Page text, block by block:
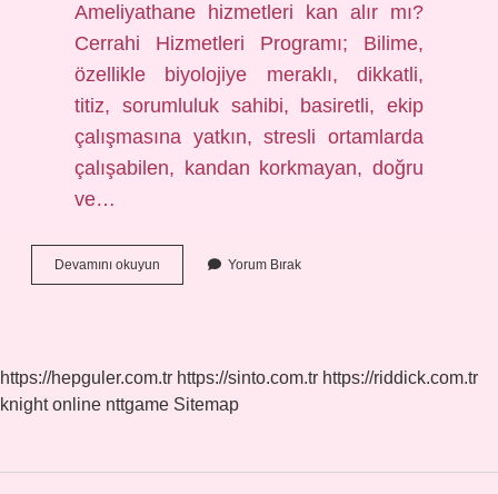
Ameliyathane hizmetleri kan alır mı?
Cerrahi Hizmetleri Programı; Bilime,
özellikle biyolojiye meraklı, dikkatli,
titiz, sorumluluk sahibi, basiretli, ekip
çalışmasına yatkın, stresli ortamlarda
çalışabilen, kandan korkmayan, doğru
ve…
Devamını okuyun Ameliyathane
Hizmetleri
Yorum Bırak
https://hepguler.com.tr https://sinto.com.tr https://riddick.com.tr
knight online nttgame Sitemap